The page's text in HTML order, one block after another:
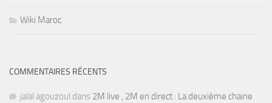
Wiki Maroc
COMMENTAIRES RÉCENTS
jalal agouzoul dans 2M live , 2M en direct : La deuxième chaine